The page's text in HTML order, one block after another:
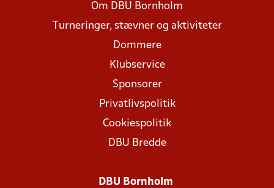
Om DBU Bornholm
Turneringer, stævner og aktiviteter
Dommere
Klubservice
Sponsorer
Privatlivspolitik
Cookiespolitik
DBU Bredde
DBU Bornholm